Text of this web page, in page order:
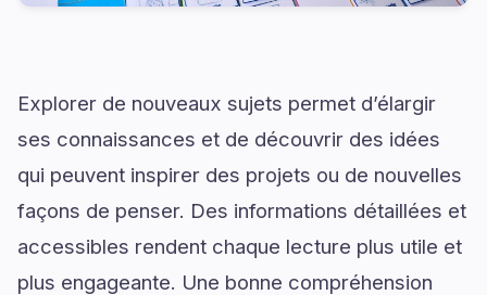
Explorer de nouveaux sujets permet d’élargir
ses connaissances et de découvrir des idées
qui peuvent inspirer des projets ou de nouvelles
façons de penser. Des informations détaillées et
accessibles rendent chaque lecture plus utile et
plus engageante. Une bonne compréhension